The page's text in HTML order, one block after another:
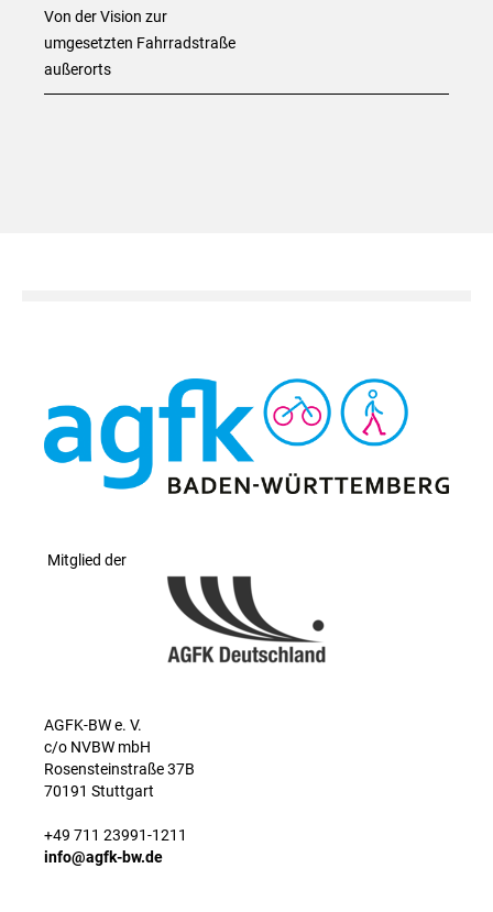
Von der Vision zur
umgesetzten Fahrradstraße
außerorts
Mitglied der
AGFK-BW e. V.
c/o NVBW mbH
Rosensteinstraße 37B
70191 Stuttgart
+49 711 23991-1211
info@agfk-bw.de